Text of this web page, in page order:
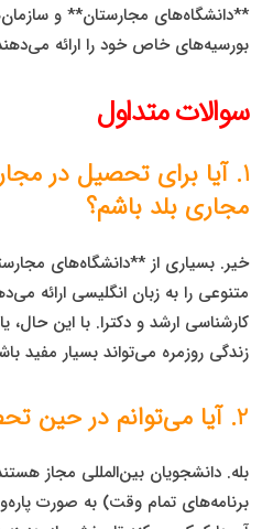
**دانشگاه‌های مجارستان** و
بورسیه‌های خاص خود را ارائه
سوالات متداول
1. آیا برای تحصیل در
مجاری بلد باشم؟
خیر. بسیاری از **دانشگاه‌های
متنوعی را به زبان انگلیسی ارائه
کارشناسی ارشد و دکترا. با این حال،
زندگی روزمره می‌تواند بسیار مفید
2. آیا می‌توانم در حین تحصیل کار کنم؟
برنامه‌های تمام وقت) به صورت